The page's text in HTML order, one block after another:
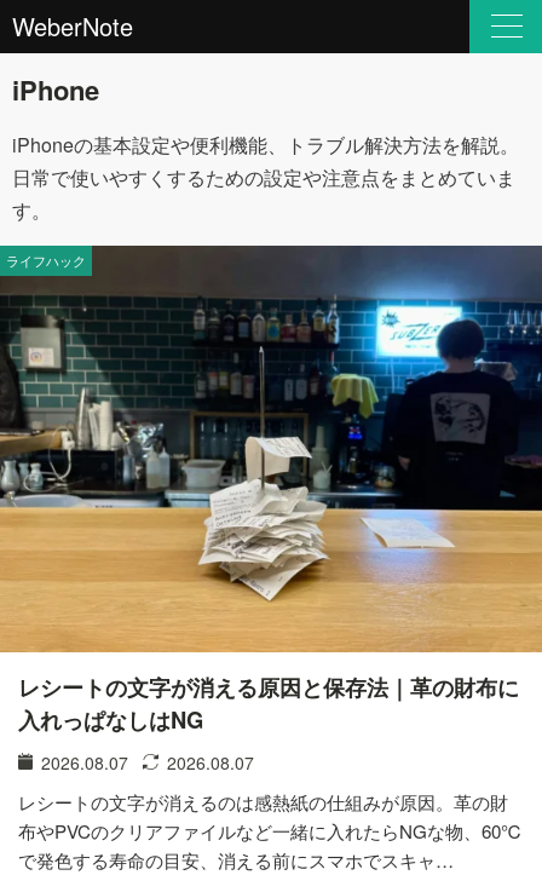
WeberNote
iPhone
iPhoneの基本設定や便利機能、トラブル解決方法を解説。
日常で使いやすくするための設定や注意点をまとめていま
す。
ライフハック
レシートの文字が消える原因と保存法｜革の財布に
入れっぱなしはNG
2026.08.07 2026.08.07
レシートの文字が消えるのは感熱紙の仕組みが原因。革の財
布やPVCのクリアファイルなど一緒に入れたらNGな物、60℃
で発色する寿命の目安、消える前にスマホでスキャ…